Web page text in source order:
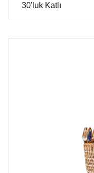
30'luk Katlı